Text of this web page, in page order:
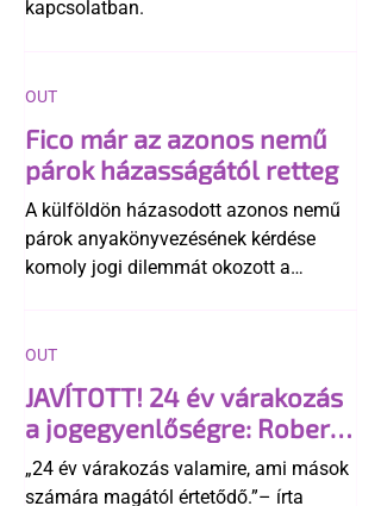
kapcsolatban.
Fico már az azonos nemű
párok házasságától retteg
A külföldön házasodott azonos nemű
párok anyakönyvezésének kérdése
komoly jogi dilemmát okozott a
egyértelműen tiltja a házasságuk
elismerését. Közben az ellenzéken belül
is vita robbant ki arról, hogy vissza
kellene-e vonni a kormány konzervatív
alkotmánymódosítását
OUT
JAVÍTOTT! 24 év várakozás
a jogegyenlőségre: Robert
Biedroń megindító üzenete
a lengyel bejegyzett
„24 év várakozás valamire, ami mások
számára magától értetődő.”– írta
OUT